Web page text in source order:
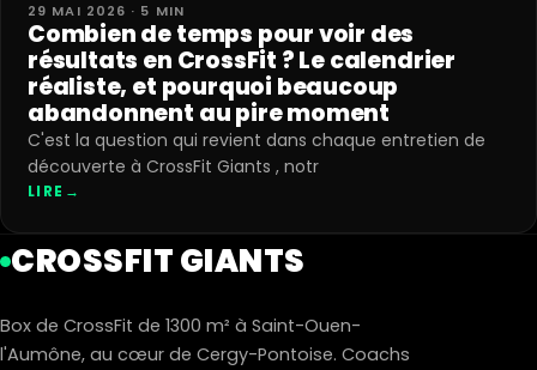
29 MAI 2026 · 5 MIN
Combien de temps pour voir des
résultats en CrossFit ? Le calendrier
réaliste, et pourquoi beaucoup
abandonnent au pire moment
C'est la question qui revient dans chaque entretien de
découverte à CrossFit Giants , notr
LIRE →
CROSSFIT GIANTS
Box de CrossFit de 1300 m² à Saint-Ouen-
l'Aumône, au cœur de Cergy-Pontoise. Coachs